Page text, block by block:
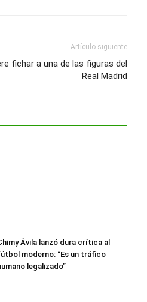
Artículo siguiente
fichar a una de las figuras del
Real Madrid
Ávila lanzó dura crítica al
moderno: “Es un tráfico
legalizado”